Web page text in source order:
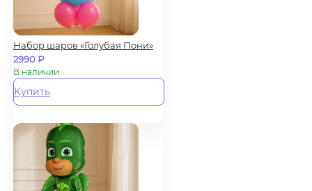
Набор шаров «Голубая Пони»
2990₽
В наличии
Купить